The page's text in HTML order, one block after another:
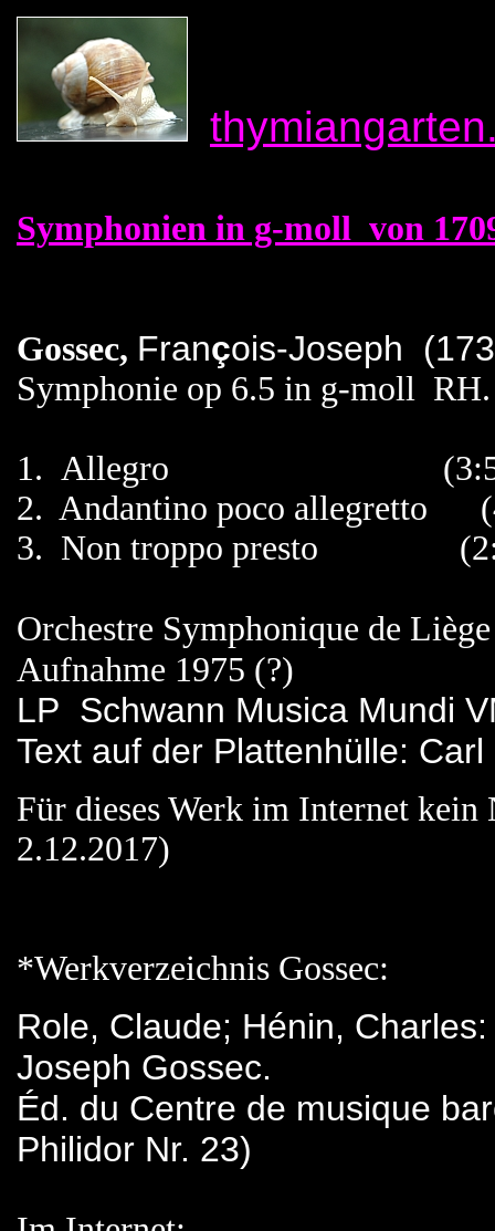
Symphonien in g-moll von
Gossec, François-Joseph
Symphonie op 6.5 in g-moll
1. Allegro
2. Andantino poco allegretto
3. Non troppo presto
Orchestre Symphonique de
Aufnahme 1975 (?)
LP Schwann Musica Mundi
Text auf der Plattenhülle: Carl
Für dieses Werk im Internet kein
2.12.2017)
*Werkverzeichnis Gossec:
Role, Claude; Hénin,
Joseph Gossec.
Éd. du Centre de musique
Philidor Nr. 23)